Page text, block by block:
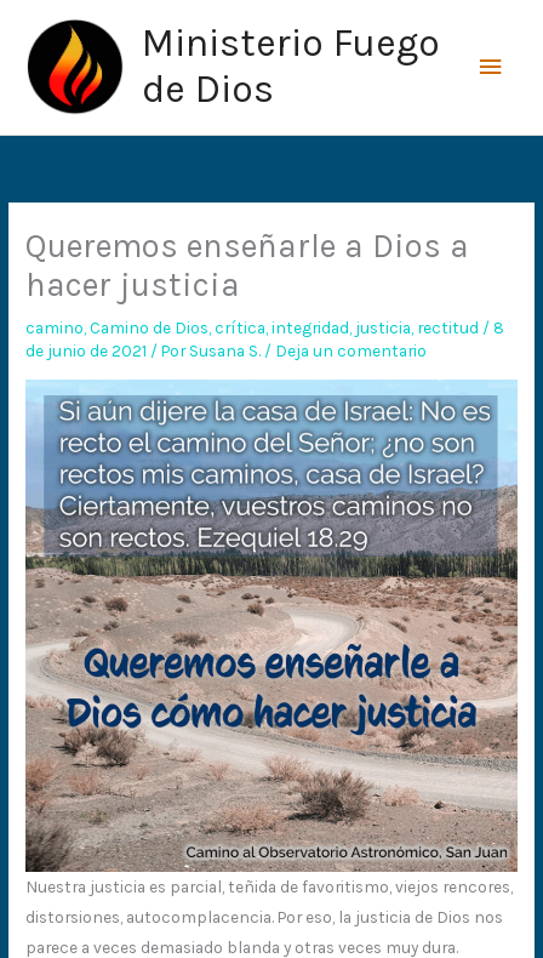
contenido
Ministerio Fuego
de Dios
Queremos enseñarle a Dios a
hacer justicia
camino ,Camino de Dios ,crítica ,integridad justicia rectitud /8
de junio de 2021 / PorSusana S. / Deja un comentario
Nuestra justicia es parcial, teñida de favoritismo, viejos rencores,
distorsiones, autocomplacencia. Por eso, la justicia de Dios nos
parece a veces demasiado blanda y otras veces muy dura.